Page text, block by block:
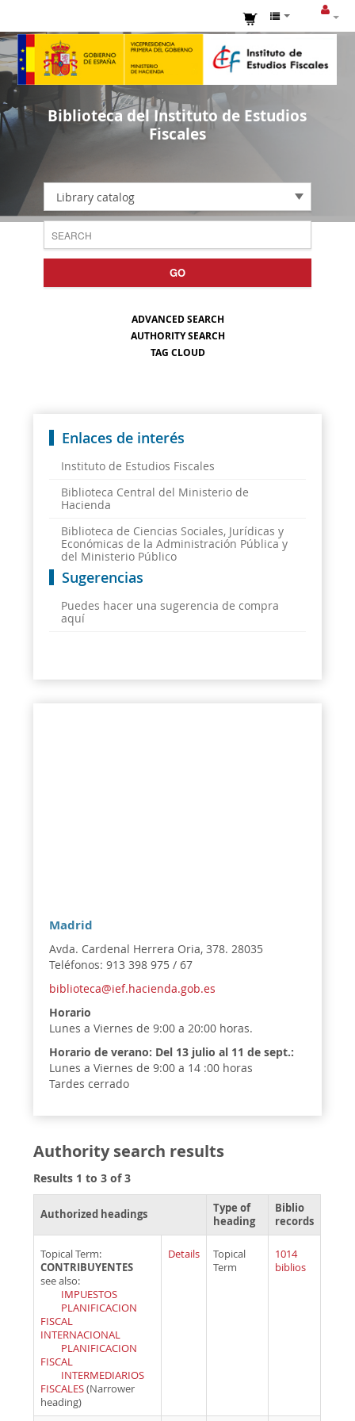
Biblioteca del Instituto de Estudios
Fiscales
Library catalog
GO
ADVANCED SEARCH
AUTHORITY SEARCH
TAG CLOUD
Enlaces de interés
Instituto de Estudios Fiscales
Biblioteca Central del Ministerio de
Hacienda
Biblioteca de Ciencias Sociales, Jurídicas y
Económicas de la Administración Pública y
del Ministerio Público
Sugerencias
Puedes hacer una sugerencia de compra
aquí
Madrid
Avda. Cardenal Herrera Oria, 378. 28035
Teléfonos: 913 398 975 / 67
biblioteca@ief.hacienda.gob.es
Horario
Lunes a Viernes de 9:00 a 20:00 horas.
Horario de verano: Del 13 julio al 11 de sept.:
Lunes a Viernes de 9:00 a 14 :00 horas
Tardes cerrado
Authority search results
Results 1 to 3 of 3
Authorized headings
Type of
heading
Biblio
records
Topical Term:
CONTRIBUYENTES
see also:
IMPUESTOS
PLANIFICACION
FISCAL
INTERNACIONAL
PLANIFICACION
FISCAL
INTERMEDIARIOS
FISCALES (Narrower
heading)
Details
Topical
Term
1014
biblios